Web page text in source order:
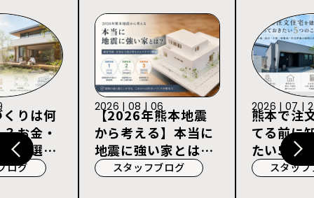
りは何
お金・
社選び
ログ
【2026年熊本地震
から考える】本当に
地震に強い家とは？
耐震等級3・許容応
スタッフブログ
2026 | 08 | 06
熊本で注
てる前に
たい5つ
スタッ
2026 | 07 |